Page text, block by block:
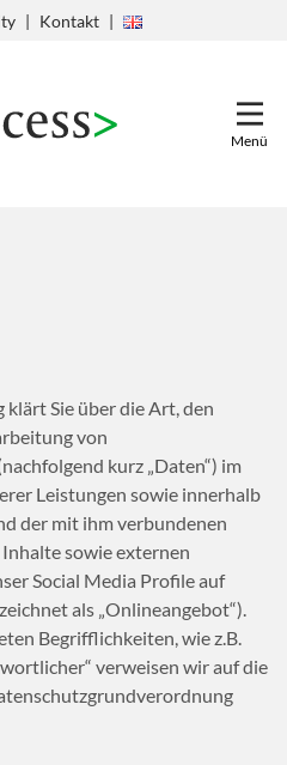
Kontakt
Menü
Sie über die Art, den
von
kurz „Daten“) im
Leistungen sowie innerhalb
der mit ihm verbundenen
sowie externen
Social Media Profile auf
als „Onlineangebot“).
Begrifflichkeiten, wie z.B.
verweisen wir auf die